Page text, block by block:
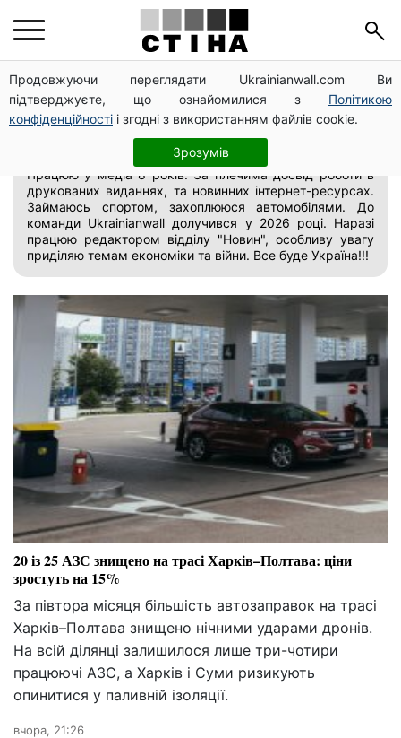
Продовжуючи переглядати Ukrainianwall.com Ви
підтверджуєте, що ознайомилися з Політикою
конфіденційності і згодні з використанням файлів cookie.
Зрозумів
Валерій Волошин
редактор відділу "Новини"
Працюю у медіа 8 років. За плечима досвід роботи в
друкованих виданнях, та новинних інтернет-ресурсах.
Займаюсь спортом, захоплююся автомобілями. До
команди Ukrainianwall долучився у 2026 році. Наразі
працюю редактором відділу "Новин", особливу увагу
приділяю темам економіки та війни. Все буде Україна!!!
20 із 25 АЗС знищено на трасі Харків–Полтава: ціни
зростуть на 15%
За півтора місяця більшість автозаправок на трасі
Харків–Полтава знищено нічними ударами дронів.
На всій ділянці залишилося лише три-чотири
працюючі АЗС, а Харків і Суми ризикують
опинитися у паливній ізоляції.
вчора, 21:26